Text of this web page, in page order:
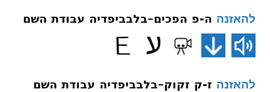
להאזנה ה-פ הפכים–בלבביפדיה עבודת השם
להאזנה ז-ק זקוק–בלבביפדיה עבודת השם